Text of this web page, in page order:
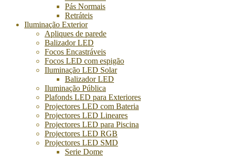
Pás Normais
Retráteis
Iluminação Exterior
Apliques de parede
Balizador LED
Focos Encastráveis
Focos LED com espigão
Iluminação LED Solar
Balizador LED
Iluminação Pública
Plafonds LED para Exteriores
Projectores LED com Bateria
Projectores LED Lineares
Projectores LED para Piscina
Projectores LED RGB
Projectores LED SMD
Serie Dome